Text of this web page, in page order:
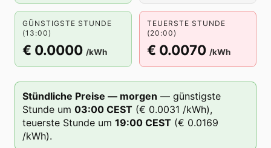
GÜNSTIGSTE STUNDE
(13:00)
€ 0.0000 /kWh
TEUERSTE STUNDE
(20:00)
€ 0.0070 /kWh
Stündliche Preise — morgen — günstigste
Stunde um 03:00 CEST (€ 0.0031 /kWh),
teuerste Stunde um 19:00 CEST (€ 0.0169
/kWh).